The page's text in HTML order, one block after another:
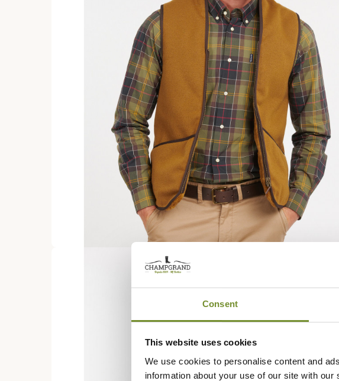
Consent
This website uses cookies
We use cookies to personalise content and
information about your use of our site with